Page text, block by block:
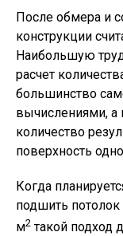
После обмера и
конструкции
Наибольшую
расчет
большинство
вычислениями, а
количество
поверхность
Когда
подшить
м2 такой подход